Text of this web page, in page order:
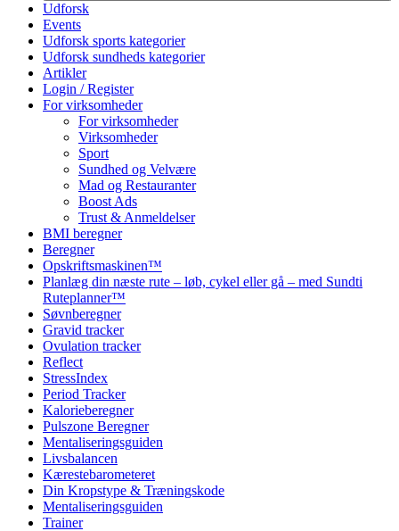
Udforsk
Events
Udforsk sports kategorier
Udforsk sundheds kategorier
Artikler
Login / Register
For virksomheder
For virksomheder
Virksomheder
Sport
Sundhed og Velvære
Mad og Restauranter
Boost Ads
Trust & Anmeldelser
BMI beregner
Beregner
Opskriftsmaskinen™
Planlæg din næste rute – løb, cykel eller gå – med Sundti
Ruteplanner™
Søvnberegner
Gravid tracker
Ovulation tracker
Reflect
StressIndex
Period Tracker
Kalorieberegner
Pulszone Beregner
Mentaliseringsguiden
Livsbalancen
Kærestebarometeret
Din Kropstype & Træningskode
Mentaliseringsguiden
Trainer